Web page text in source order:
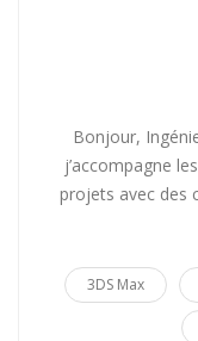
Bonjour,
j’accompagne
projets avec des
3DS Max